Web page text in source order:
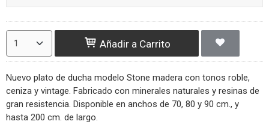
Añadir a Carrito
Nuevo plato de ducha modelo Stone madera con tonos roble,
ceniza y vintage. Fabricado con minerales naturales y resinas de
gran resistencia. Disponible en anchos de 70, 80 y 90 cm., y
hasta 200 cm. de largo.